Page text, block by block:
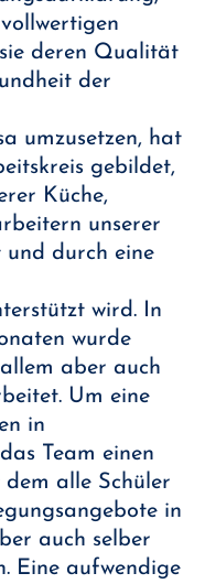
deren Qualität
der
umzusetzen, hat
gebildet,
Küche,
unserer
und durch eine
wird. In
wurde
aber auch
Um eine
in
Team einen
alle Schüler
in
auch selber
Eine aufwendige